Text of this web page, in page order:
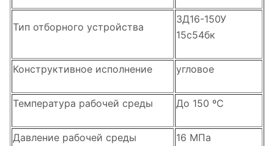
Тип отборного устройства
ЗД16-150У
15с54бк
Конструктивное исполнение угловое
Температура рабочей среды До 150 ºС
Давление рабочей среды 16 МПа